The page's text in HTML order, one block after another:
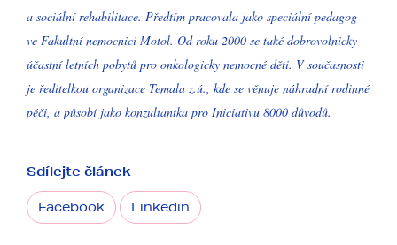
a sociální rehabilitace. Předtím pracovala jako speciální pedagog
ve Fakultní nemocnici Motol. Od roku 2000 se také dobrovolnicky
účastní letních pobytů pro onkologicky nemocné děti. V současnosti
je ředitelkou organizace Temala z.ú., kde se věnuje náhradní rodinné
péči, a působí jako konzultantka pro Iniciativu 8000 důvodů.
Sdílejte článek
Facebook Linkedin